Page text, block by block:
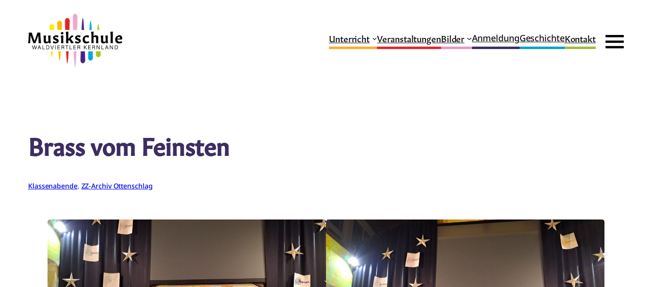
springen
Unterricht VeranstaltungenBilder AnmeldungGeschichteKontakt
Brass vom Feinsten
Klassenabende, ZZ-Archiv Ottenschlag